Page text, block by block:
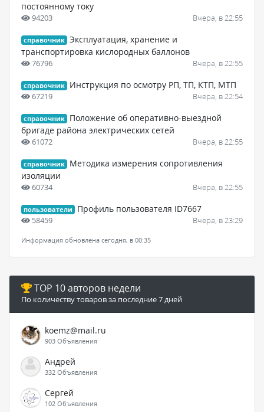
постоянному току
94203 Вчера, в 22:55
справочник Эксплуатация, хранение и
транспортировка кислородных баллонов
76796 Вчера, в 22:55
справочник Инструкция по осмотру РП, ТП, КТП, МТП
67219 Вчера, в 22:54
справочник
Положение об оперативно-выездной
бригаде района электрических сетей
61072 Вчера, в 22:55
справочник
Методика измерения сопротивления
изоляции
60734 Вчера, в 22:55
пользователи Профиль пользователя ID7667
58459 Вчера, в 23:29
Информация обновлена сегодня, в 00:35
TOP 10 авторов недели
По количеству товаров за последние 7 дней
koemz@mail.ru
903 Объявления
Андрей
332 Объявления
Сергей
102 Объявления